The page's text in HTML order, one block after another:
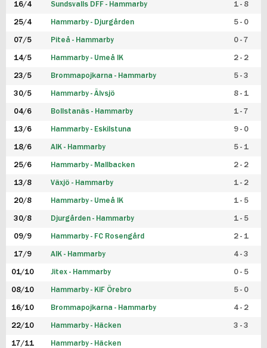
16/4 Sundsvalls DFF - Hammarby 1 - 8
25/4 Hammarby - Djurgården 5 - 0
07/5 Piteå - Hammarby 0 - 7
14/5 Hammarby - Umeå IK 2 - 2
23/5 Brommapojkarna - Hammarby 5 - 3
30/5 Hammarby - Älvsjö 8 - 1
04/6 Bollstanäs - Hammarby 1 - 7
13/6 Hammarby - Eskilstuna 9 - 0
18/6 AIK - Hammarby 5 - 1
25/6 Hammarby - Mallbacken 2 - 2
13/8 Växjö - Hammarby 1 - 2
20/8 Hammarby - Umeå IK 1 - 5
30/8 Djurgården - Hammarby 1 - 5
09/9 Hammarby - FC Rosengård 2 - 1
17/9 AIK - Hammarby 4 - 3
01/10 Jitex - Hammarby 0 - 5
08/10 Hammarby - KIF Örebro 5 - 0
16/10 Brommapojkarna - Hammarby 4 - 2
22/10 Hammarby - Häcken 3 - 3
17/11 Hammarby - Häcken